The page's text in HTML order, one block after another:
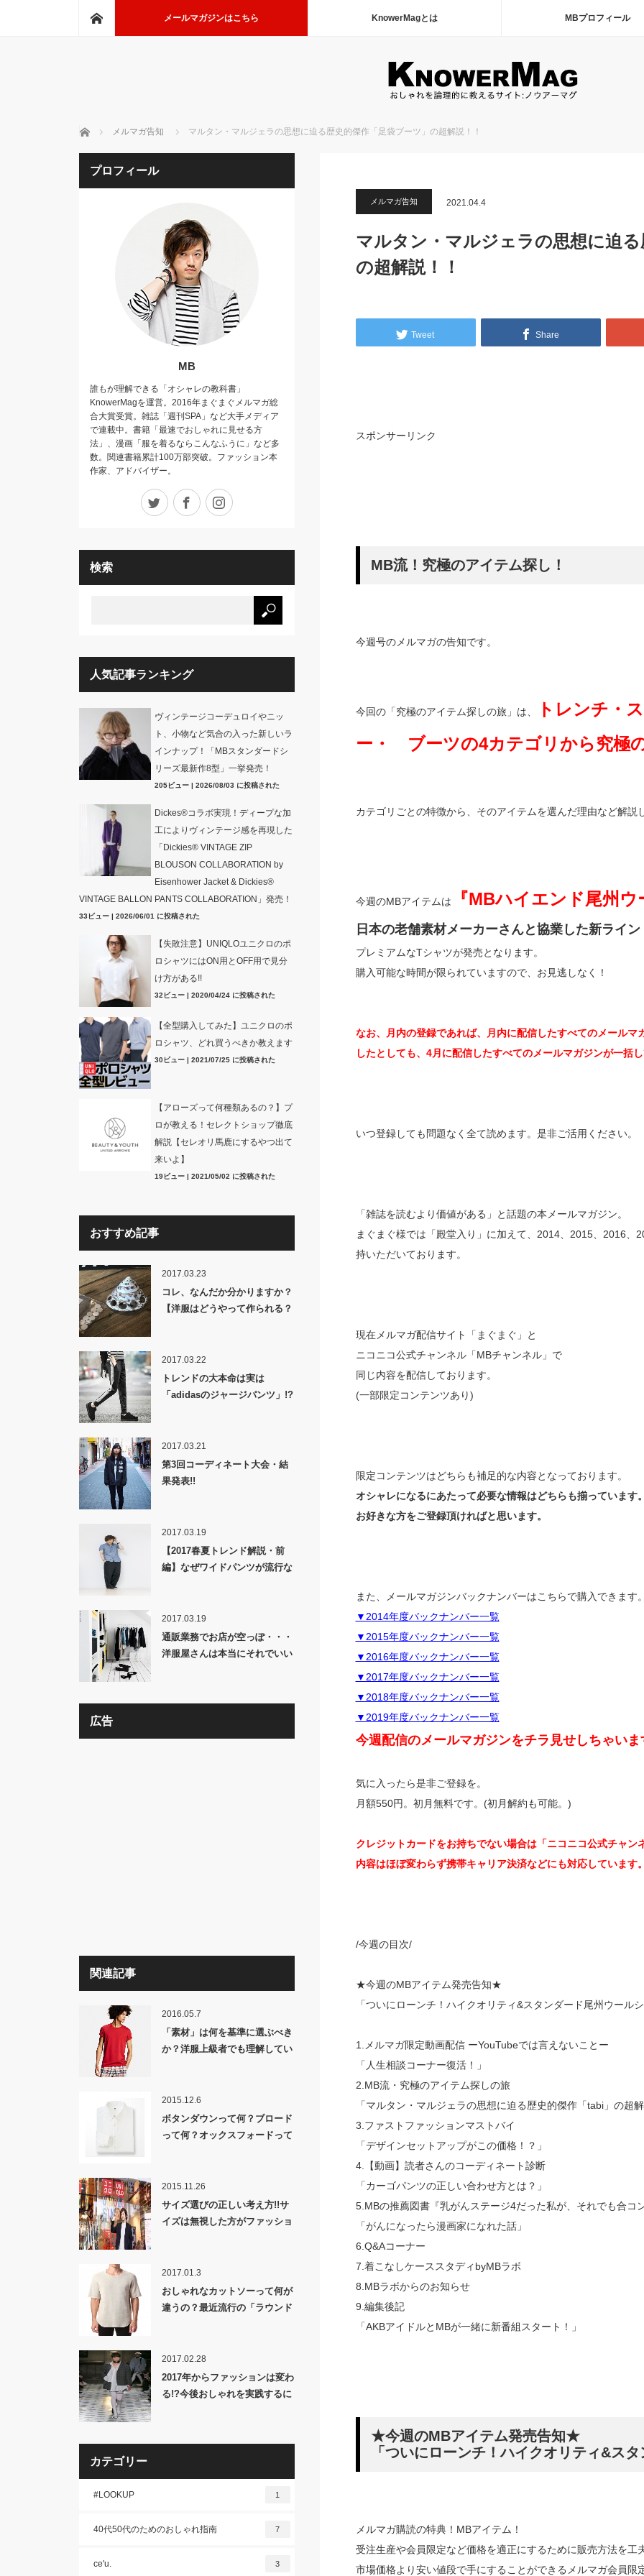
メールマガジンはこちら KnowerMagとは MBプロフィール
ホーム メルマガ告知 マルタン・マルジェラの思想に迫る歴史的傑作「足袋ブーツ」の超解説！！
メルマガ告知 2021.04.4
マルタン・マルジェラの思想に迫
の超解説！！
Tweet Share
スポンサーリンク
MB流！究極のアイテム探し！
今週号のメルマガの告知です。
今回の「究極のアイテム探しの旅」は、
トレンチ・
ー・ ブーツの4カテゴリから究極
カテゴリごとの特徴から、そのアイテムを選んだ理由など解説
今週のMBアイテムは 『MBハイエンド尾州
日本の老舗素材メーカーさんと協業した新ライン
プレミアムなTシャツが発売となります。
購入可能な時間が限られていますので、お見逃しなく！
なお、月内の登録であれば、月内に配信したすべてのメール
したとしても、4月に配信したすべてのメールマガジンが一括
いつ登録しても問題なく全て読めます。是非ご活用ください。
「雑誌を読むより価値がある」と話題の本メールマガジン。
まぐまぐ様では「殿堂入り」に加えて、2014、2015、2016、
持いただいております。
現在メルマガ配信サイト「まぐまぐ」と
ニコニコ公式チャンネル「MBチャンネル」で
同じ内容を配信しております。
(一部限定コンテンツあり)
限定コンテンツはどちらも補足的な内容となっております。
オシャレになるにあたって必要な情報はどちらも揃っています
お好きな方をご登録頂ければと思います。
また、メールマガジンバックナンバーはこちらで購入できます
▼2014年度バックナンバー一覧
▼2015年度バックナンバー一覧
▼2016年度バックナンバー一覧
▼2017年度バックナンバー一覧
▼2018年度バックナンバー一覧
▼2019年度バックナンバー一覧
今週配信のメールマガジンをチラ見せしちゃいま
気に入ったら是非ご登録を。
月額550円。初月無料です。(初月解約も可能。)
クレジットカードをお持ちでない場合は「ニコニコ公式チャ
内容はほぼ変わらず携帯キャリア決済などにも対応しています
/今週の目次/
★今週のMBアイテム発売告知★
「ついにローンチ！ハイクオリティ&スタンダード尾州ウール
1.メルマガ限定動画配信 ーYouTubeでは言えないことー
「人生相談コーナー復活！」
2.MB流・究極のアイテム探しの旅
「マルタン・マルジェラの思想に迫る歴史的傑作「tabi」の超
3.ファストファッションマストバイ
「デザインセットアップがこの価格！？」
4.【動画】読者さんのコーディネート診断
「カーゴパンツの正しい合わせ方とは？」
5.MBの推薦図書『乳がんステージ4だった私が、それでも合コ
「がんになったら漫画家になれた話」
6.Q&Aコーナー
7.着こなしケーススタディbyMBラボ
8.MBラボからのお知らせ
9.編集後記
「AKBアイドルとMBが一緒に新番組スタート！」
★今週のMBアイテム発売告知★
「ついにローンチ！ハイクオリティ&ス
メルマガ購読の特典！MBアイテム！
受注生産や会員限定など価格を適正にするために販売方法を工
市場価格より安い値段で手にすることができるメルマガ会員限
プロフィール
MB
誰もが理解できる「オシャレの教科書」
KnowerMagを運営。2016年まぐまぐメルマガ総
合大賞受賞。雑誌「週刊SPA」など大手メディア
で連載中。書籍「最速でおしゃれに見せる方
法」、漫画「服を着るならこんなふうに」など多
数。関連書籍累計100万部突破。ファッション本
作家、アドバイザー。
Twitter Facebook
検索
人気記事ランキング
ヴィンテージコーデュロイやニッ
ト、小物など気合の入った新しいラ
インナップ！「MBスタンダードシ
リーズ最新作8型」一挙発売！
205ビュー| 2026/08/03 に投稿された
Dickes®コラボ実現！ディープな加
工によりヴィンテージ感を再現した
「Dickies® VINTAGE ZIP
BLOUSON COLLABORATION by
Eisenhower Jacket & Dickies®
VINTAGE BALLON PANTS COLLABORATION」発売！
33ビュー| 2026/06/01 に投稿された
【失敗注意】UNIQLOユニクロのポ
ロシャツにはON用とOFF用で見分
け方がある!!
32ビュー| 2020/04/24 に投稿された
【全型購入してみた】ユニクロのポ
ロシャツ、どれ買うべきか教えます
30ビュー| 2021/07/25 に投稿された
【アローズって何種類あるの？】プ
ロが教える！セレクトショップ徹底
解説【セレオリ馬鹿にするやつ出て
来いよ】
19ビュー| 2021/05/02 に投稿された
おすすめ記事
2017.03.23
コレ、なんだか分かりますか？
【洋服はどうやって作られる？
2017.03.22
トレンドの大本命は実は
「adidasのジャージパンツ」!?
2017.03.21
第3回コーディネート大会・結
果発表!!
2017.03.19
【2017春夏トレンド解説・前
編】なぜワイドパンツが流行な
2017.03.19
通販業務でお店が空っぽ・・・
洋服屋さんは本当にそれでいい
広告
関連記事
2016.05.7
「素材」は何を基準に選ぶべき
か？洋服上級者でも理解してい
2015.12.6
ボタンダウンって何？ブロード
って何？オックスフォードって
2015.11.26
サイズ選びの正しい考え方!!サ
イズは無視した方がファッショ
2017.01.3
おしゃれなカットソーって何が
違うの？最近流行の「ラウンド
2017.02.28
2017年からファッションは変わ
る!?今後おしゃれを実践するに
カテゴリー
#LOOKUP 1
40代50代のためのおしゃれ指南 7
ce'u. 3